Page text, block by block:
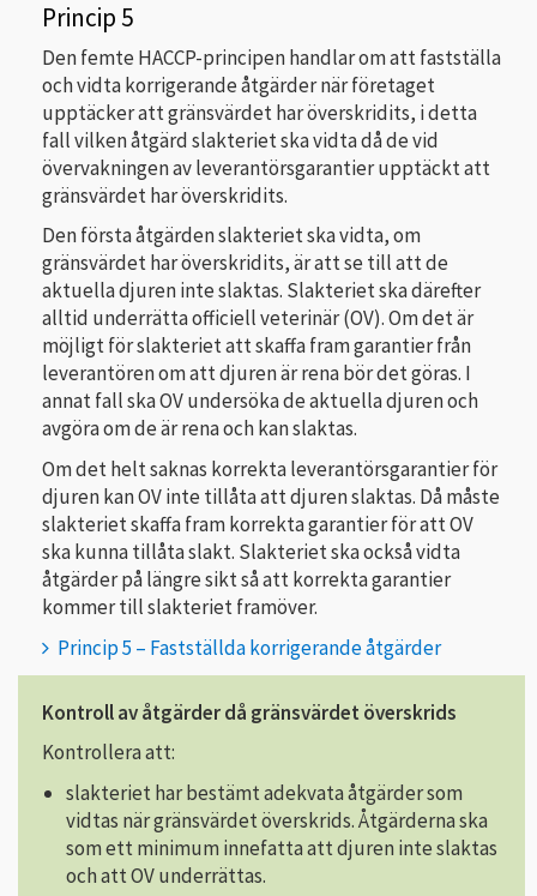
Princip 5
Den femte HACCP-principen handlar om att fastställa
och vidta korrigerande åtgärder när företaget
upptäcker att gränsvärdet har överskridits, i detta
fall vilken åtgärd slakteriet ska vidta då de vid
övervakningen av leverantörsgarantier upptäckt att
gränsvärdet har överskridits.
Den första åtgärden slakteriet ska vidta, om
gränsvärdet har överskridits, är att se till att de
aktuella djuren inte slaktas. Slakteriet ska därefter
alltid underrätta officiell veterinär (OV). Om det är
möjligt för slakteriet att skaffa fram garantier från
leverantören om att djuren är rena bör det göras. I
annat fall ska OV undersöka de aktuella djuren och
avgöra om de är rena och kan slaktas.
Om det helt saknas korrekta leverantörsgarantier för
djuren kan OV inte tillåta att djuren slaktas. Då måste
slakteriet skaffa fram korrekta garantier för att OV
ska kunna tillåta slakt. Slakteriet ska också vidta
åtgärder på längre sikt så att korrekta garantier
kommer till slakteriet framöver.
Princip 5 – Fastställda korrigerande åtgärder
Kontroll av åtgärder då gränsvärdet överskrids
Kontrollera att:
slakteriet har bestämt adekvata åtgärder som
vidtas när gränsvärdet överskrids.Åtgärderna ska
som ett minimum innefatta att djuren inte slaktas
och att OV underrättas.